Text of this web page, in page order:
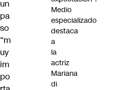
un
pa
so
“m
uy
im
po
Medio
especializado
destaca
a
la
actriz
Mariana
di